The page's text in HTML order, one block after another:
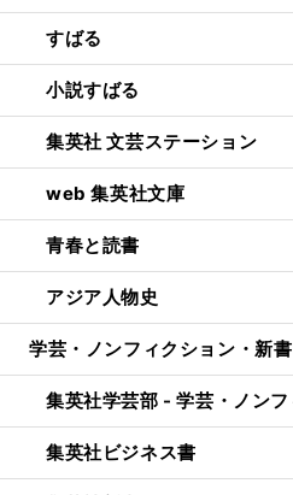
すばる
小説すばる
集英社 文芸ステーション
web 集英社文庫
青春と読書
アジア人物史
学芸・ノンフィクション・新書
集英社学芸部 - 学芸・ノン
集英社ビジネス書